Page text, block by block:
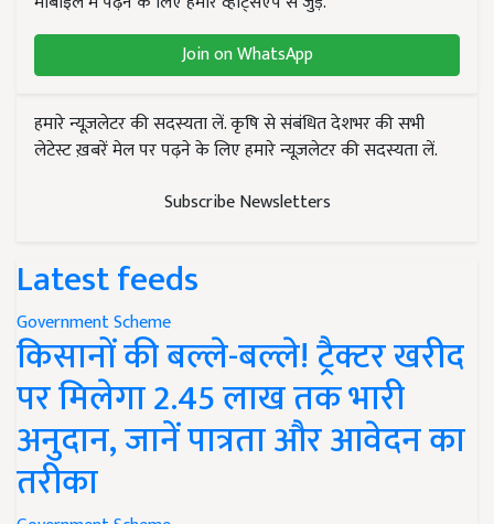
Join on WhatsApp
हमारे न्यूज़लेटर की सदस्यता लें. कृषि से संबंधित देशभर की सभी
लेटेस्ट ख़बरें मेल पर पढ़ने के लिए हमारे न्यूज़लेटर की सदस्यता लें.
Subscribe Newsletters
Latest feeds
Government Scheme
किसानों की बल्ले-बल्ले! ट्रैक्टर खरीद
पर मिलेगा 2.45 लाख तक भारी
अनुदान, जानें पात्रता और आवेदन का
तरीका